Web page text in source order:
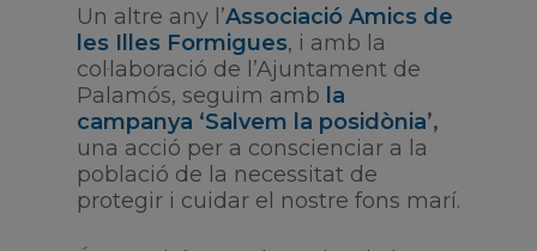
Un altre any l’Associació Amics de
les Illes Formigues, i amb la
col·laboració de l’Ajuntament de
Palamós, seguim amb la
campanya ‘Salvem la posidònia’,
una acció per a conscienciar a la
població de la necessitat de
protegir i cuidar el nostre fons marí.